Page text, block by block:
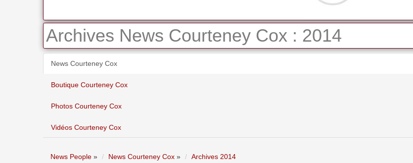
Archives News Courteney Cox : 2014
News Courteney Cox
Boutique Courteney Cox
Photos Courteney Cox
Vidéos Courteney Cox
News People » News Courteney Cox »
Archives 2014